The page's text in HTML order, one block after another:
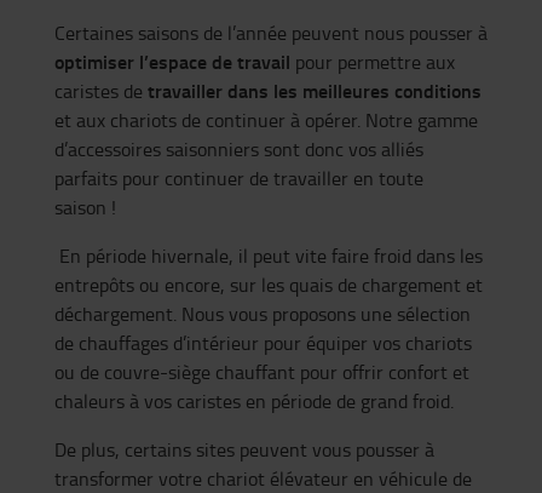
Certaines saisons de l’année peuvent nous pousser à
optimiser l’espace de travail pour permettre aux
caristes de travailler dans les meilleures conditions
et aux chariots de continuer à opérer. Notre gamme
d’accessoires saisonniers sont donc vos alliés
parfaits pour continuer de travailler en toute
saison !
En période hivernale, il peut vite faire froid dans les
entrepôts ou encore, sur les quais de chargement et
déchargement. Nous vous proposons une sélection
de chauffages d’intérieur pour équiper vos chariots
ou de couvre-siège chauffant pour offrir confort et
chaleurs à vos caristes en période de grand froid.
De plus, certains sites peuvent vous pousser à
transformer votre chariot élévateur en véhicule de